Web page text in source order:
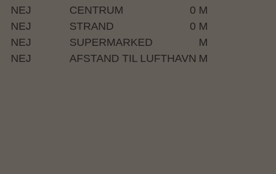
NEJ
NEJ
NEJ
NEJ
CENTRUM
0 M
STRAND
0 M
SUPERMARKED
M
AFSTAND TIL LUFTHAVN M